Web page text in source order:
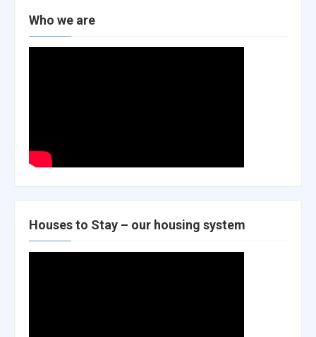
Who we are
Houses to Stay – our housing system